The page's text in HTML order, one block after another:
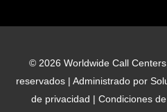
e
o
o
k
t
e
r
© 2026 Worldwide Call
reservados | Administrado por
de privacidad | Condiciones